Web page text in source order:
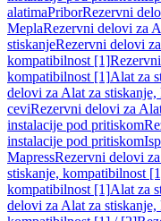
alatimaPriborRezervni
MeplaRezervni delovi za
stiskanjeRezervni delovi
kompatibilnost [1]
kompatibilnost [1]Alat za
delovi za Alat za
ceviRezervni delovi za
instalacije pod pritiskom
instalacije pod pritiskom
MapressRezervni delovi
stiskanje, kompatibilnost
kompatibilnost [1]Alat za
delovi za Alat za